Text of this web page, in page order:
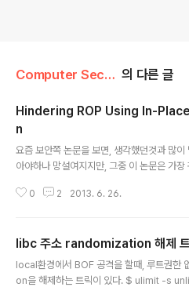
Computer Security/System 의 다른 글
Hindering ROP Using In-
n
요즘 보안쪽 논문을 보면, 생각했던것과 많
아야하나 망설여지지만, 그중 이 논문은
ode Randomization ROP gadget을 없애
에서는 꽤나 도움이 될듯하다. 이 논문에서
cmp bl,al로 바꿈으로써, ret(C3)를 없앤다
른게..
0 2 2013. 6. 26.
libc 주소 randomization 해제
local환경에서 BOF 공격을 할때, 루트권
on을 해제하는 트릭이 있다. $ ulimit -s